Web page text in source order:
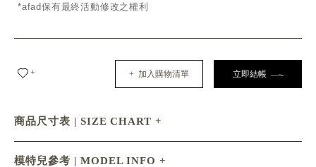
*afad保有最終活動修改之權利
+ + 加入購物清單 立即結帳
商品尺寸表 | SIZE CHART
模特兒參考 | MODEL INFO